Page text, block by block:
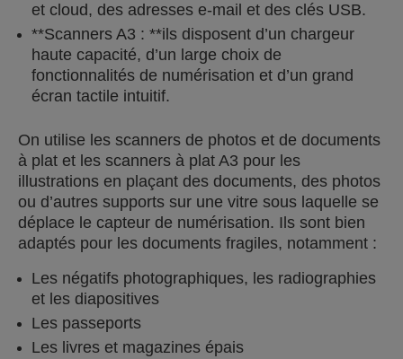
et cloud, des adresses e-mail et des clés USB.
**Scanners A3 : **ils disposent d’un chargeur
haute capacité, d’un large choix de
fonctionnalités de numérisation et d’un grand
écran tactile intuitif.
On utilise les scanners de photos et de documents
à plat et les scanners à plat A3 pour les
illustrations en plaçant des documents, des photos
ou d’autres supports sur une vitre sous laquelle se
déplace le capteur de numérisation. Ils sont bien
adaptés pour les documents fragiles, notamment :
Les négatifs photographiques, les radiographies
et les diapositives
Les passeports
Les livres et magazines épais